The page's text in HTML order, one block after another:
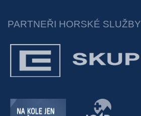
PARTNEŘI HORSKÉ SLUŽBY